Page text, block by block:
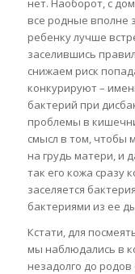
нет. Наоборот, с
все родные вполне
ребенку лучше
заселившись
снижаем риск
конкурируют –
бактерий при
проблемы в
смысл в том, чтобы
на грудь матери, и
так его кожа сразу
заселяется
бактериями из ее
Кстати, для
мы наблюдались в
незадолго до